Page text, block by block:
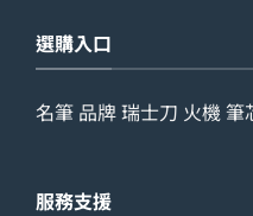
選購入口
名筆 品牌瑞士刀 火機 筆
服務支援